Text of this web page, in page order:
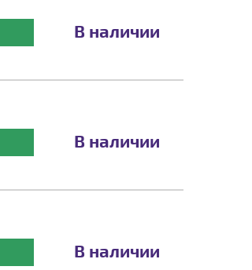
В наличии
В наличии
В наличии